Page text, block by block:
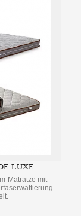
LUXE
Matratze mit